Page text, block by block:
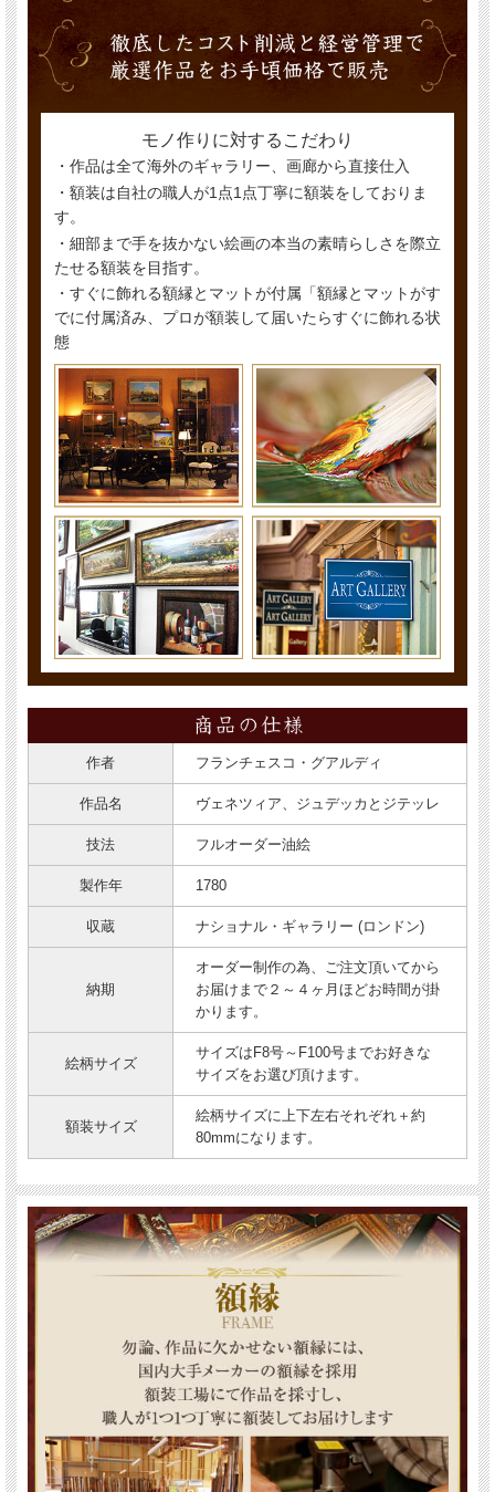
モノ作りに対するこだわり
・作品は全て海外のギャラリー、画廊から直接仕入
・額装は自社の職人が1点1点丁寧に額装をしておりま
す。
・細部まで手を抜かない絵画の本当の素晴らしさを際立
たせる額装を目指す。
・すぐに飾れる額縁とマットが付属「額縁とマットがす
でに付属済み、プロが額装して届いたらすぐに飾れる状
態
作者 フランチェスコ・グアルディ
作品名 ヴェネツィア、ジュデッカとジテッレ
技法 フルオーダー油絵
製作年 1780
収蔵 ナショナル・ギャラリー (ロンドン)
納期
オーダー制作の為、ご注文頂いてから
お届けまで２～４ヶ月ほどお時間が掛
かります。
絵柄サイズ
サイズはF8号～F100号までお好きな
サイズをお選び頂けます。
額装サイズ
絵柄サイズに上下左右それぞれ＋約
80mmになります。